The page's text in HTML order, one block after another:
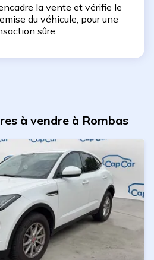
la vente et vérifie le
du véhicule, pour une
sûre.
à vendre à Rombas